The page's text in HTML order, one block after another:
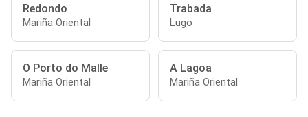
Redondo
Mariña Oriental
Trabada
Lugo
O Porto do Malle
Mariña Oriental
A Lagoa
Mariña Oriental